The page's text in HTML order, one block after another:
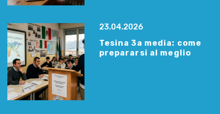
23.04.2026
Tesina 3a media: come
prepararsi al meglio